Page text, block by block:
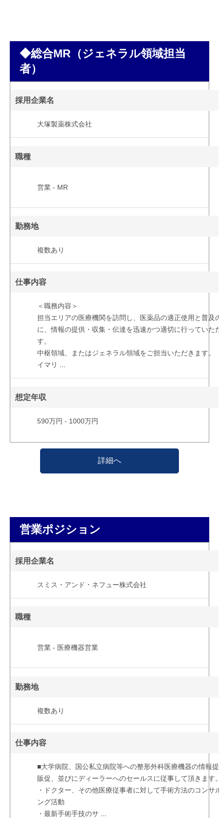
◆総合MR（ジェネラル領域担当
者）
採用企業名
大塚製薬株式会社
職種
営業 - MR
勤務地
複数あり
仕事内容
＜職務内容＞
担当エリアの医療機関を訪問し、医薬品の適正使用と普及
に、情報の提供・収集・伝達を迅速かつ適切に行っていた
す。
中枢領域、またはジェネラル領域をご担当いただきます。
イマリ ...
想定年収
590万円 - 1000万円
詳細へ
営業ポジション
採用企業名
スミス・アンド・ネフュー株式会社
職種
営業 - 医療機器営業
勤務地
複数あり
仕事内容
■大学病院、国公私立病院等への整形外科医療機器の情報
販促、並びにディーラーへのセールスに従事して頂きます
・ドクター、その他医療従事者に対して手術方法のコンサ
ング活動
・最新手術手技のサ